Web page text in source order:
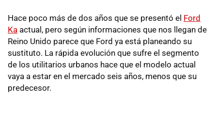
Hace poco más de dos años que se presentó el Ford
Ka actual, pero según informaciones que nos llegan de
Reino Unido parece que Ford ya está planeando su
sustituto. La rápida evolución que sufre el segmento
de los utilitarios urbanos hace que el modelo actual
vaya a estar en el mercado seis años, menos que su
predecesor.